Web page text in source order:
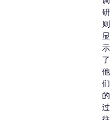
研
则
显
示
了
他
们
的
过